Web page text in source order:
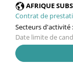
AFRIQUE
Contrat de
Secteurs d'activité :
Date limite de